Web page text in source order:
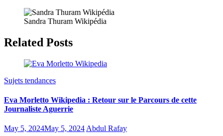
Sandra Thuram Wikipédia
Related Posts
Sujets tendances
Eva Morletto Wikipedia : Retour sur le Parcours de cette
Journaliste Aguerrie
May 5, 2024May 5, 2024 Abdul Rafay